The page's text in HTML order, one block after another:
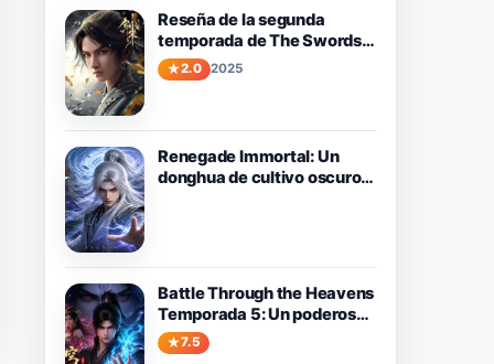
Reseña de la segunda
temporada de The Swords:
Un viaje de crecimiento y
aventura.
2.0 2025
Renegade Immortal: Un
donghua de cultivo oscuro y
Battle Through the Heavens
Temporada 5: Un poderoso
donghua de fantasía que
vale la pena ver
7.5